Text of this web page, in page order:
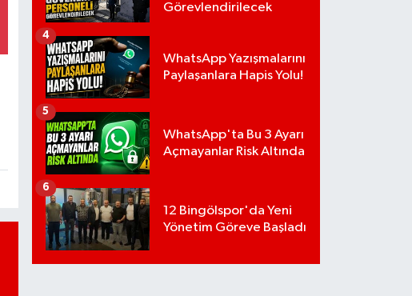
Görevlendirilecek
WhatsApp Yazışmalarını
Paylaşanlara Hapis Yolu!
4
WhatsApp'ta Bu 3 Ayarı
Açmayanlar Risk Altında
5
12 Bingölspor'da Yeni
Yönetim Göreve Başladı
6